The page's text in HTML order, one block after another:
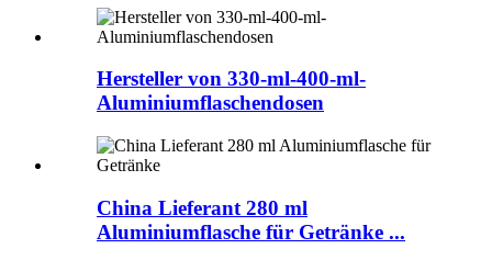
Hersteller von 330-ml-400-ml-
Aluminiumflaschendosen
China Lieferant 280 ml
Aluminiumflasche für Getränke ...